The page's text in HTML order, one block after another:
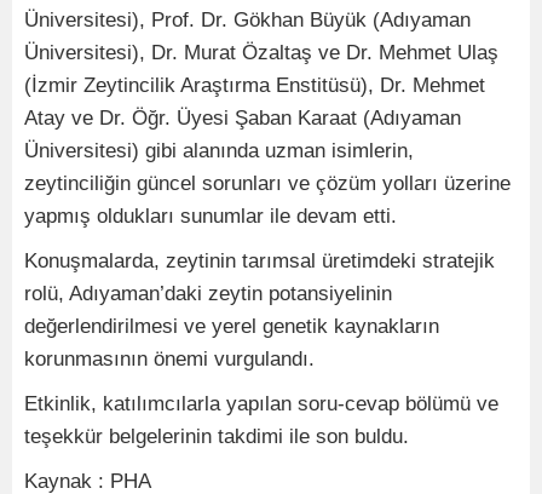
Üniversitesi), Prof. Dr. Gökhan Büyük (Adıyaman
Üniversitesi), Dr. Murat Özaltaş ve Dr. Mehmet Ulaş
(İzmir Zeytincilik Araştırma Enstitüsü), Dr. Mehmet
Atay ve Dr. Öğr. Üyesi Şaban Karaat (Adıyaman
Üniversitesi) gibi alanında uzman isimlerin,
zeytinciliğin güncel sorunları ve çözüm yolları üzerine
yapmış oldukları sunumlar ile devam etti.
Konuşmalarda, zeytinin tarımsal üretimdeki stratejik
rolü, Adıyaman’daki zeytin potansiyelinin
değerlendirilmesi ve yerel genetik kaynakların
korunmasının önemi vurgulandı.
Etkinlik, katılımcılarla yapılan soru-cevap bölümü ve
teşekkür belgelerinin takdimi ile son buldu.
Kaynak : PHA